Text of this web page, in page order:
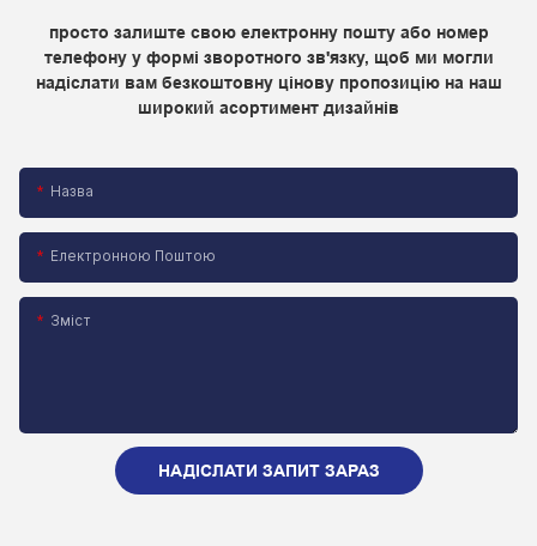
просто залиште свою електронну пошту або номер
телефону у формі зворотного зв'язку, щоб ми могли
надіслати вам безкоштовну цінову пропозицію на наш
широкий асортимент дизайнів
Назва
Електронною Поштою
Зміст
НАДІСЛАТИ ЗАПИТ ЗАРАЗ